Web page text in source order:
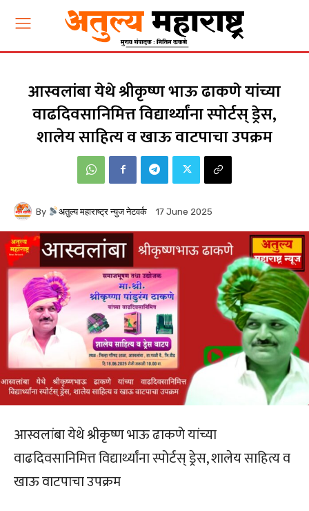
आस्वलांबा येथे श्रीकृष्ण भाऊ ढाकणे यांच्या
वाढदिवसानिमित्त विद्यार्थ्यांना स्पोर्टस् ड्रेस,
शालेय साहित्य व खाऊ वाटपाचा उपक्रम
By अतुल्य महाराष्ट्र न्युज नेटवर्क 17 June 2025
आस्वलांबा येथे श्रीकृष्ण भाऊ ढाकणे यांच्या
वाढदिवसानिमित्त विद्यार्थ्यांना स्पोर्टस् ड्रेस, शालेय साहित्य व
खाऊ वाटपाचा उपक्रम